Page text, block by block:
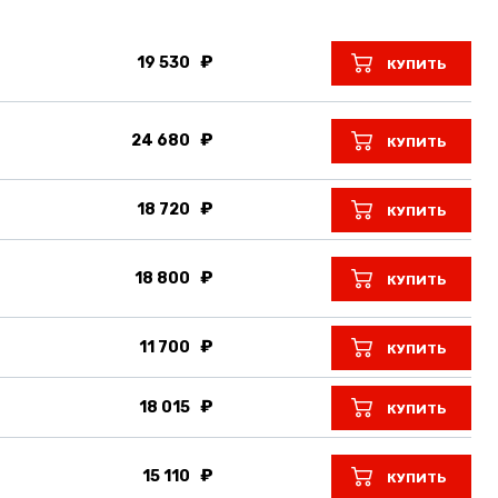
19 530 КУПИТЬ
24 680 КУПИТЬ
18 720 КУПИТЬ
18 800 КУПИТЬ
11 700 КУПИТЬ
18 015 КУПИТЬ
15 110 КУПИТЬ